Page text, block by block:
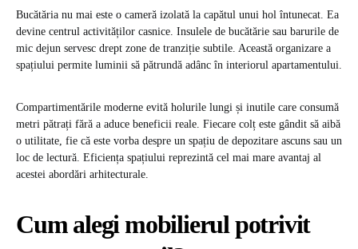
Bucătăria nu mai este o cameră izolată la capătul unui hol întunecat. Ea
devine centrul activităților casnice. Insulele de bucătărie sau barurile de
mic dejun servesc drept zone de tranziție subtile. Această organizare a
spațiului permite luminii să pătrundă adânc în interiorul apartamentului.
Compartimentările moderne evită holurile lungi și inutile care consumă
metri pătrați fără a aduce beneficii reale. Fiecare colț este gândit să aibă
o utilitate, fie că este vorba despre un spațiu de depozitare ascuns sau un
loc de lectură. Eficiența spațiului reprezintă cel mai mare avantaj al
acestei abordări arhitecturale.
Cum alegi mobilierul potrivit